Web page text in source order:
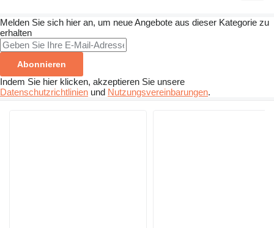
Melden Sie sich hier an, um neue Angebote aus dieser Kategorie zu
erhalten
Abonnieren
Indem Sie hier klicken, akzeptieren Sie unsere
Datenschutzrichtlinien und Nutzungsvereinbarungen.